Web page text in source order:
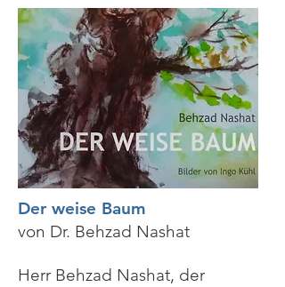
Der weise Baum
von Dr. Behzad Nashat
Herr Behzad Nashat, der